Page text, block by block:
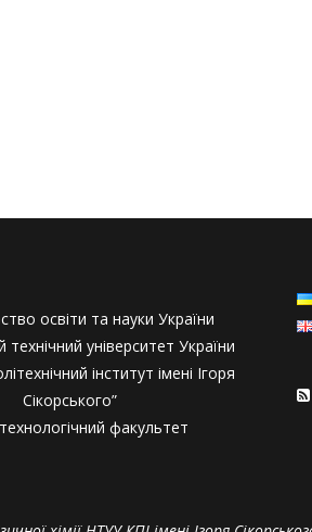
освіти та науки України
технічний університет України
інститут імені Ігоря
Сікорського”
факультет